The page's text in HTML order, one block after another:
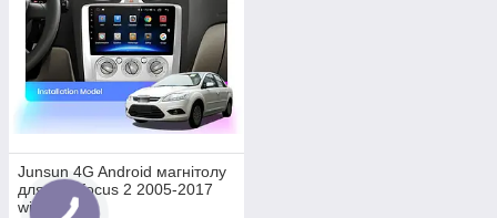
Junsun 4G Android магнітолу
для ford focus 2 2005-2017
wifi